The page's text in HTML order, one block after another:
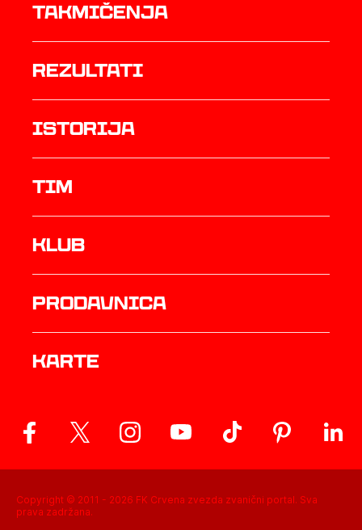
Takmičenja
rezultati
istorija
TIM
Klub
prodavnica
Karte
Copyright © 2011 - 2026 FK Crvena zvezda zvanični portal. Sva
prava zadržana.